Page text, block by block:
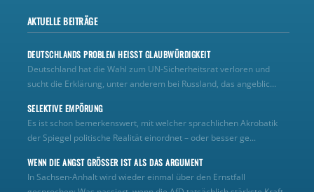
AKTUELLE BEITRÄGE
DEUTSCHLANDS PROBLEM HEISST GLAUBWÜRDIGKEIT
Deutschland hat die Wahl zum UN‑Sicherheitsrat verloren und
sucht die Erklärung, unter anderem bei Russland, das angeblic...
SELEKTIVE EMPÖRUNG
Es ist schon bemerkenswert, mit welcher sprachlichen Akrobatik
der Spiegel politische Realität einordnet – oder besser ge...
WENN DIE ANGST GRÖSSER IST ALS DAS ARGUMENT
In Sachsen-Anhalt wird wieder einmal über den Ernstfall